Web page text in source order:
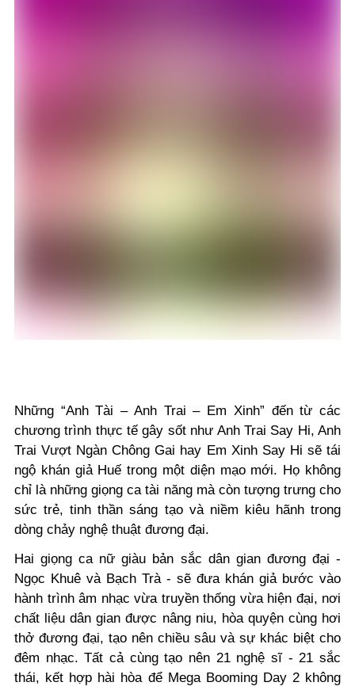
Những “Anh Tài – Anh Trai – Em Xinh” đến từ các
chương trình thực tế gây sốt như Anh Trai Say Hi, Anh
Trai Vượt Ngàn Chông Gai hay Em Xinh Say Hi sẽ tái
ngộ khán giả Huế trong một diện mạo mới. Họ không
chỉ là những giọng ca tài năng mà còn tượng trưng cho
sức trẻ, tinh thần sáng tạo và niềm kiêu hãnh trong
dòng chảy nghệ thuật đương đại.
Hai giọng ca nữ giàu bản sắc dân gian đương đại -
Ngọc Khuê và Bạch Trà - sẽ đưa khán giả bước vào
hành trình âm nhạc vừa truyền thống vừa hiện đại, nơi
chất liệu dân gian được nâng niu, hòa quyện cùng hơi
thở đương đại, tạo nên chiều sâu và sự khác biệt cho
đêm nhạc. Tất cả cùng tạo nên 21 nghệ sĩ - 21 sắc
thái, kết hợp hài hòa để Mega Booming Day 2 không